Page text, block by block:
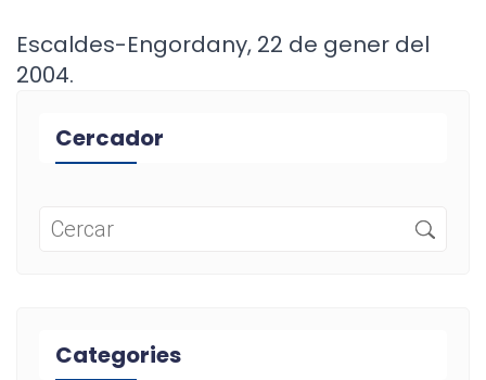
Escaldes-Engordany, 22 de gener del
2004.
Cercador
Categories